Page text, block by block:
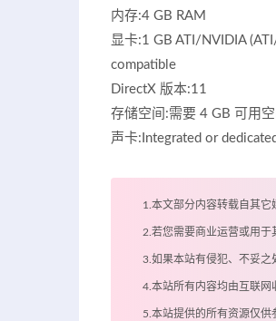
内存:4 GB RAM
显卡:1 GB ATI/NVIDIA
compatible
DirectX 版本:11
存储空间:需要 4 GB 可用空
声卡:Integrated or
1.本文部分内容转载自其它
2.若您需要商业运营或用于
3.如果本站有侵犯、不妥之
4.本站所有内容均由互联网
5.本站提供的所有资源仅供